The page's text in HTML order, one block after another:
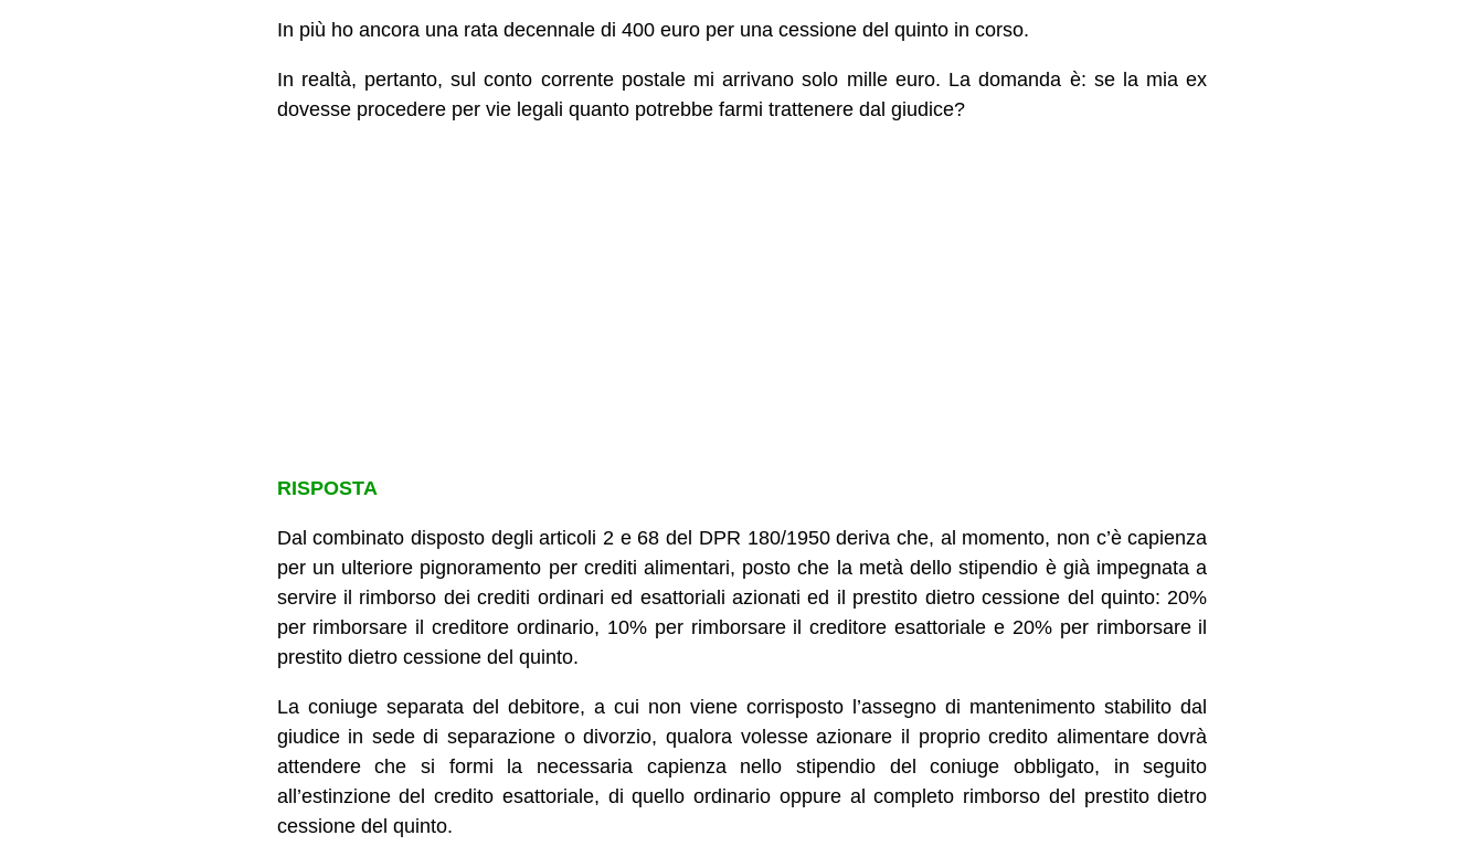
In più ho ancora una rata decennale di 400 euro per una cessione del quinto in corso.
In realtà, pertanto, sul conto corrente postale mi arrivano solo mille euro. La domanda è: se la mia ex
dovesse procedere per vie legali quanto potrebbe farmi trattenere dal giudice?
RISPOSTA
Dal combinato disposto degli articoli 2 e 68 del DPR 180/1950 deriva che, al momento, non c’è capienza
per un ulteriore pignoramento per crediti alimentari, posto che la metà dello stipendio è già impegnata a
servire il rimborso dei crediti ordinari ed esattoriali azionati ed il prestito dietro cessione del quinto: 20%
per rimborsare il creditore ordinario, 10% per rimborsare il creditore esattoriale e 20% per rimborsare il
prestito dietro cessione del quinto.
La coniuge separata del debitore, a cui non viene corrisposto l’assegno di mantenimento stabilito dal
giudice in sede di separazione o divorzio, qualora volesse azionare il proprio credito alimentare dovrà
attendere che si formi la necessaria capienza nello stipendio del coniuge obbligato, in seguito
all’estinzione del credito esattoriale, di quello ordinario oppure al completo rimborso del prestito dietro
cessione del quinto.